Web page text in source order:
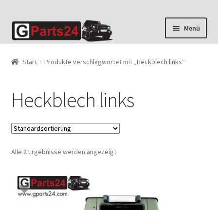
Zur
Navigation
Zum
Inhalt
Menü
Start Produkte verschlagwortet mit „Heckblech links“
Heckblech links
Alle 2 Ergebnisse werden angezeigt